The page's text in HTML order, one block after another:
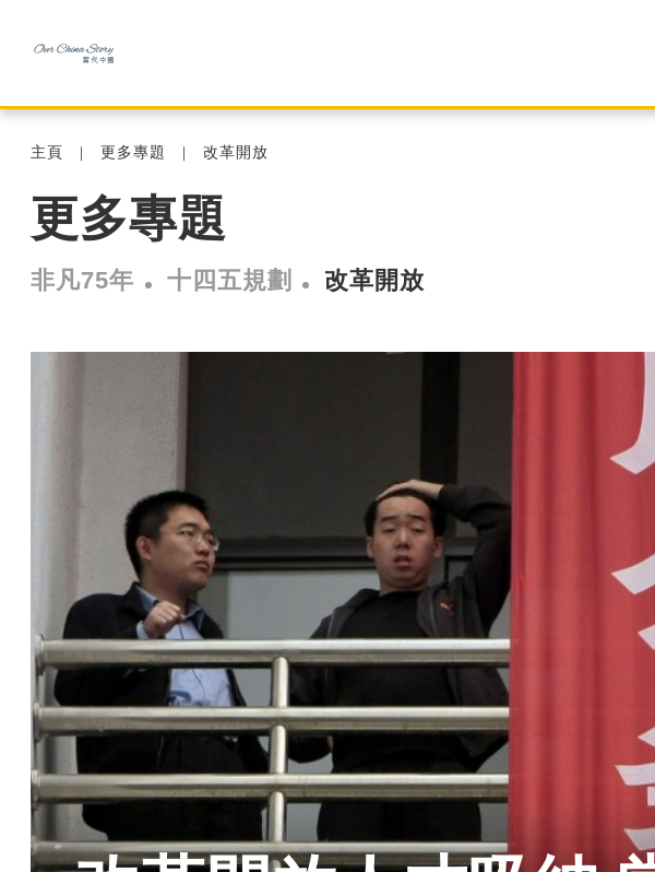
主頁 更多專題 改革開放
更多專題
非凡75年 十四五規劃 改革開放